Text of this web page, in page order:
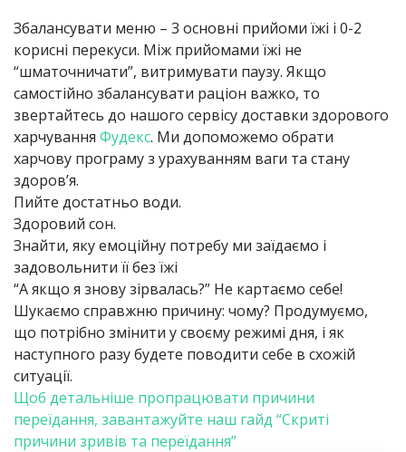
Збалансувати меню – 3 основні прийоми їжі і 0-2
корисні перекуси. Між прийомами їжі не
“шматочничати”, витримувати паузу. Якщо
самостійно збалансувати раціон важко, то
звертайтесь до нашого сервісу доставки здорового
харчування Фудекс. Ми допоможемо обрати
харчову програму з урахуванням ваги та стану
здоров’я.
Пийте достатньо води.
Здоровий сон.
Знайти, яку емоційну потребу ми заїдаємо і
задовольнити її без їжі
“А якщо я знову зірвалась?” Не картаємо себе!
Шукаємо справжню причину: чому? Продумуємо,
що потрібно змінити у своєму режимі дня, і як
наступного разу будете поводити себе в схожій
ситуації.
Щоб детальніше пропрацювати причини
переїдання, завантажуйте наш гайд “Скриті
причини зривів та переїдання”